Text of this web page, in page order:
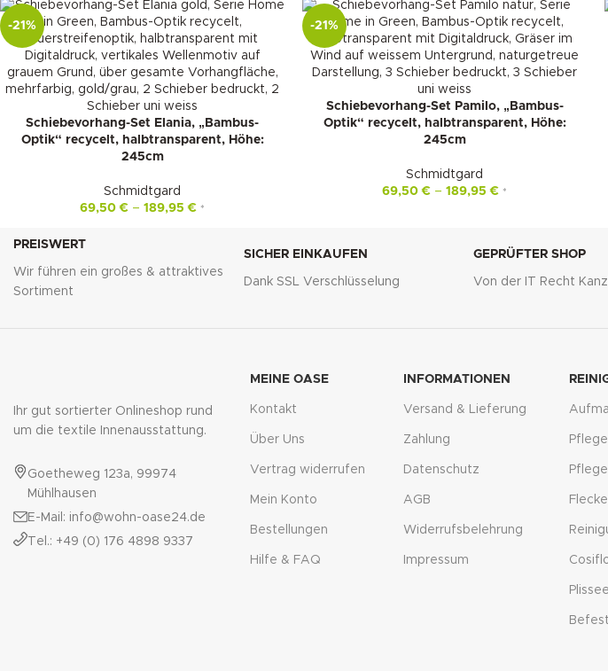
-21%
Schiebevorhang-Set Elania, „Bambus-
Optik“ recycelt, halbtransparent, Höhe:
245cm
Schmidtgard
69,50€ – 189,95€ *
-21%
Schiebevorhang-Set Pamilo, „Bambus-
Optik“ recycelt, halbtransparent, Höhe:
245cm
Schmidtgard
69,50€ – 189,95€ *
PREISWERT
Wir führen ein großes & attraktives
Sortiment
SICHER EINKAUFEN
Dank SSL Verschlüsselung
GEPRÜFTER SHOP
Von der IT Recht
Ihr gut sortierter Onlineshop rund
um die textile Innenausstattung.
Goetheweg 123a, 99974
Mühlhausen
E-Mail: info@wohn-oase24.de
Tel.: +49 (0) 176 4898 9337
MEINE OASE
Kontakt
Über Uns
Vertrag widerrufen
Mein Konto
Bestellungen
Hilfe & FAQ
INFORMATIONEN
Versand & Lieferung
Zahlung
Datenschutz
AGB
Widerrufsbelehrung
Impressum